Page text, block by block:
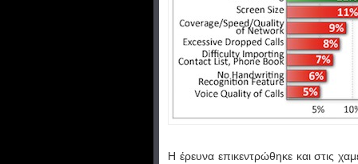
Η έρευνα επικεντρώθηκε και στις